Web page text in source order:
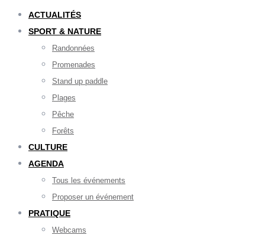
ACTUALITÉS
SPORT & NATURE
Randonnées
Promenades
Stand up paddle
Plages
Pêche
Forêts
CULTURE
AGENDA
Tous les événements
Proposer un événement
PRATIQUE
Webcams